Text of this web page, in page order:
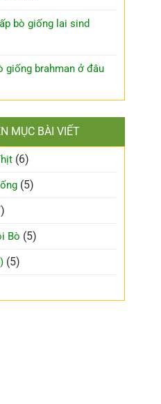
bò giống lai sind
giống brahman ở đâu
MỤC BÀI VIẾT
(6)
(5)
Bò (5)
(5)